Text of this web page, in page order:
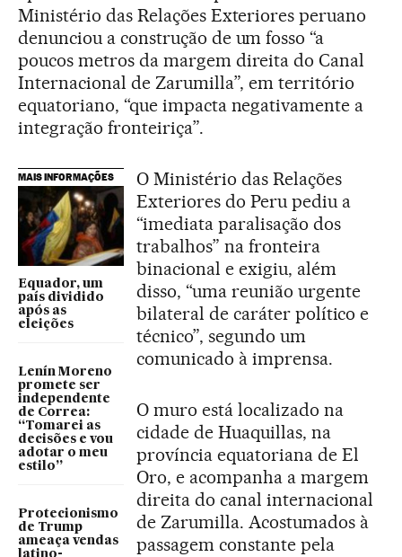
Ministério das Relações Exteriores peruano
denunciou a construção de um fosso “a
poucos metros da margem direita do Canal
Internacional de Zarumilla”, em território
equatoriano, “que impacta negativamente a
integração fronteiriça”.
MAIS INFORMAÇÕES
Equador, um
país dividido
após as
eleições
Lenín Moreno
promete ser
independente
de Correa:
“Tomarei as
decisões e vou
adotar o meu
estilo”
Protecionismo
de Trump
ameaça vendas
latino-
O Ministério das Relações
Exteriores do Peru pediu a
“imediata paralisação dos
trabalhos” na fronteira
binacional e exigiu, além
disso, “uma reunião urgente
bilateral de caráter político e
técnico”, segundo um
comunicado à imprensa.
O muro está localizado na
cidade de Huaquillas, na
província equatoriana de El
Oro, e acompanha a margem
direita do canal internacional
de Zarumilla. Acostumados à
passagem constante pela